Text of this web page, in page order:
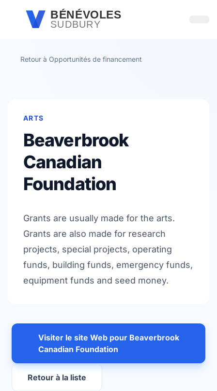
Passer au contenu principal
BÉNÉVOLES
SUDBURY
Retour à Opportunités de financement
ARTS
Beaverbrook
Canadian
Foundation
Grants are usually made for the arts.
Grants are also made for research
projects, special projects, operating
funds, building funds, emergency funds,
equipment funds and seed money.
Visiter le site Web pour Beaverbrook
Canadian Foundation
Retour à la liste